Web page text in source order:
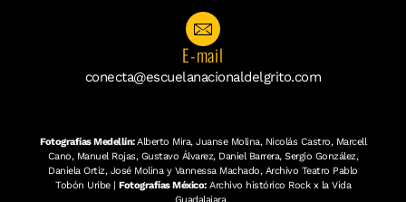
E-mail
conecta@escuelanacionaldelgrito.com
Fotografías Medellín:Alberto Mira, Juanse Molina, Nicolás Castro, Marcell
Cano, Manuel Rojas, Gustavo Álvarez, Daniel Barrera, Sergio González,
Daniela Ortiz, José Molina y Vannessa Machado, Archivo Teatro Pablo
Tobón Uribe | Fotografías México:Archivo histórico Rock x la Vida
Guadalajara.